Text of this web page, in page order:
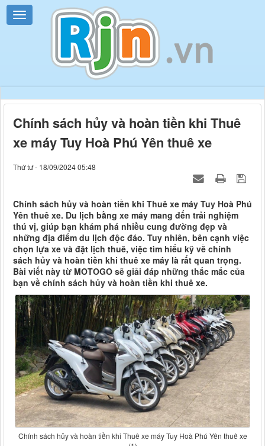
Chính sách hủy và hoàn tiền khi Thuê
xe máy Tuy Hoà Phú Yên thuê xe
Thứ tư - 18/09/2024 05:48
Chính sách hủy và hoàn tiền khi Thuê xe máy Tuy Hoà Phú
Yên thuê xe. Du lịch bằng xe máy mang đến trải nghiệm
thú vị, giúp bạn khám phá nhiều cung đường đẹp và
những địa điểm du lịch độc đáo. Tuy nhiên, bên cạnh việc
chọn lựa xe và đặt lịch thuê, việc tìm hiểu kỹ về chính
sách hủy và hoàn tiền khi thuê xe máy là rất quan trọng.
Bài viết này từ MOTOGO sẽ giải đáp những thắc mắc của
bạn về chính sách hủy và hoàn tiền khi thuê xe.
Chính sách hủy và hoàn tiền khi Thuê xe máy Tuy Hoà Phú Yên thuê xe